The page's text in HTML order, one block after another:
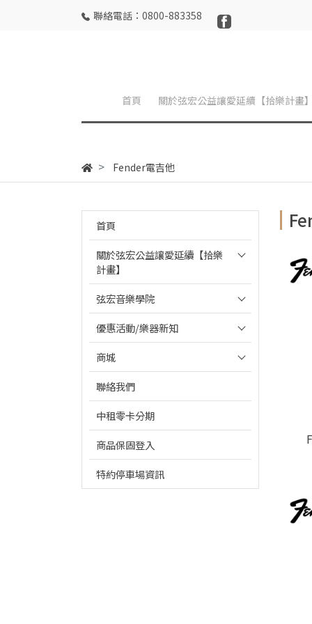
聯絡電話：0800-883358
首頁 關於弦宏公益讓愛延續【拾樂計畫
Fender電吉他
首頁
關於弦宏公益讓愛延續【拾樂
計畫】
弦宏音樂學院
優惠活動/樂器新知
商城
聯絡我們
中租零卡分期
商品保固登入
特約停車場資訊